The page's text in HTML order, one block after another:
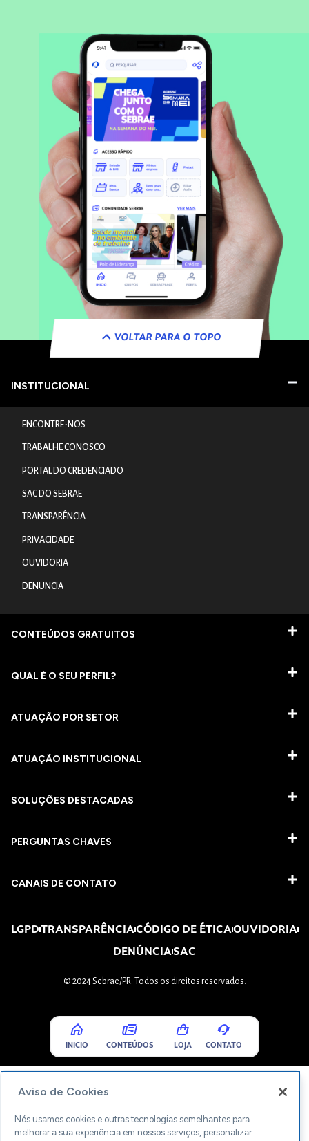
VOLTAR PARA O TOPO
INSTITUCIONAL
ENCONTRE-NOS
TRABALHE CONOSCO
PORTAL DO CREDENCIADO
SAC DO SEBRAE
TRANSPARÊNCIA
PRIVACIDADE
OUVIDORIA
DENUNCIA
CONTEÚDOS GRATUITOS
QUAL É O SEU PERFIL?
ATUAÇÃO POR SETOR
ATUAÇÃO INSTITUCIONAL
SOLUÇÕES DESTACADAS
PERGUNTAS CHAVES​
CANAIS DE CONTATO
LGPDTRANSPARÊNCIACÓDIGO DE ÉTICAOUVIDORIA
DENÚNCIASAC
© 2024 Sebrae/PR. Todos os direitos reservados.
INICIO CONTEÚDOS LOJA CONTATO
Aviso de Cookies
Nós usamos cookies e outras tecnologias semelhantes para
melhorar a sua experiência em nossos serviços, personalizar